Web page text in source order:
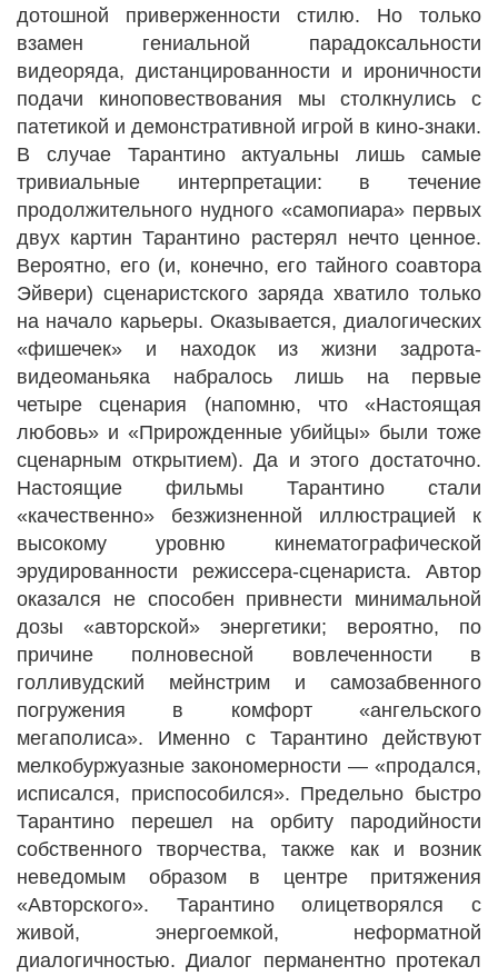
дотошной приверженности стилю. Но только
взамен гениальной парадоксальности
видеоряда, дистанцированности и ироничности
подачи киноповествования мы столкнулись с
патетикой и демонстративной игрой в кино-знаки.
В случае Тарантино актуальны лишь самые
тривиальные интерпретации: в течение
продолжительного нудного «самопиара» первых
двух картин Тарантино растерял нечто ценное.
Вероятно, его (и, конечно, его тайного соавтора
Эйвери) сценаристского заряда хватило только
на начало карьеры. Оказывается, диалогических
«фишечек» и находок из жизни задрота-
видеоманьяка набралось лишь на первые
четыре сценария (напомню, что «Настоящая
любовь» и «Прирожденные убийцы» были тоже
сценарным открытием). Да и этого достаточно.
Настоящие фильмы Тарантино стали
«качественно» безжизненной иллюстрацией к
высокому уровню кинематографической
эрудированности режиссера-сценариста. Автор
оказался не способен привнести минимальной
дозы «авторской» энергетики; вероятно, по
причине полновесной вовлеченности в
голливудский мейнстрим и самозабвенного
погружения в комфорт «ангельского
мегаполиса». Именно с Тарантино действуют
мелкобуржуазные закономерности — «продался,
исписался, приспособился». Предельно быстро
Тарантино перешел на орбиту пародийности
собственного творчества, также как и возник
неведомым образом в центре притяжения
«Авторского». Тарантино олицетворялся с
живой, энергоемкой, неформатной
диалогичностью. Диалог перманентно протекал